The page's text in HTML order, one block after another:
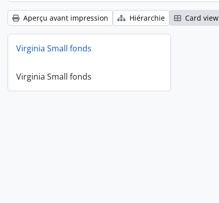
Aperçu avant impression Hiérarchie Card view
Virginia Small fonds
Virginia Small fonds